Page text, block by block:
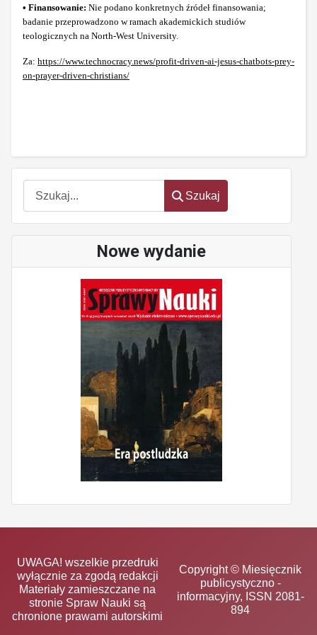
Szukaj
Szukaj
Nowe wydanie
• Finansowanie: Nie podano konkretnych źródeł finansowania;
badanie przeprowadzono w ramach akademickich studiów
teologicznych na North-West University.
Za: https://www.technocracy.news/profit-driven-ai-jesus-chatbots-prey-
on-prayer-driven-christians/
UWAGA! wszelkie przedruki
wyłącznie za zgodą redakcji
Materiały zamieszczane na
stronie Spraw Nauki są
chronione prawami autorskimi
Copyright © Miesięcznik
publicystyczno -
informacyjny, ISSN 2081-
894